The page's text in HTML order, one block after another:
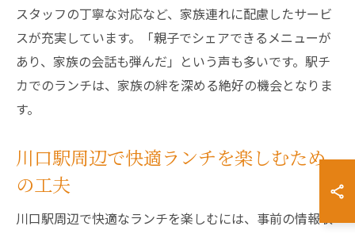
スタッフの丁寧な対応など、家族連れに配慮したサービ
スが充実しています。「親子でシェアできるメニューが
あり、家族の会話も弾んだ」という声も多いです。駅チ
カでのランチは、家族の絆を深める絶好の機会となりま
す。
川口駅周辺で快適ランチを楽しむため
の工夫
川口駅周辺で快適なランチを楽しむには、事前の情報収